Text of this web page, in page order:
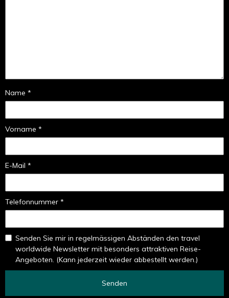
Name *
Vorname *
E-Mail *
Telefonnummer *
Senden Sie mir in regelmässigen Abständen den travel
worldwide Newsletter mit besonders attraktiven Reise-
Angeboten. (Kann jederzeit wieder abbestellt werden.)
Senden